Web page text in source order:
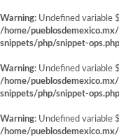
Warning: Undefined variable
/home/
snippets/php/snippet-
Warning: Undefined variable
/home/
snippets/php/snippet-
Warning: Undefined variable
/home/